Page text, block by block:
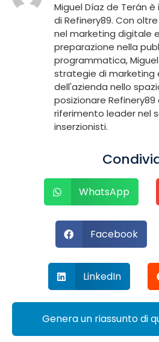
Miguel Díaz de Terán
di Refinery89. Con
nel marketing digitale
preparazione nella
programmatica,
strategie di marketing
dell'azienda nello
posizionare
riferimento leader nel
inserzionisti.
WhatsApp
Facebook
LinkedIn
Genera un riassunto di